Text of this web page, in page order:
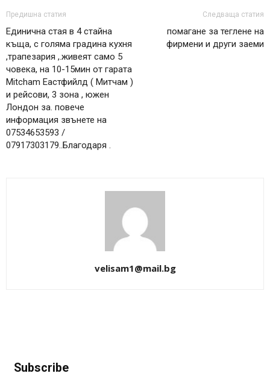
Предишна статия
Единична стая в 4 стайна
къща, с голяма градина кухня
,трапезария ,.живеят само 5
човека, на 10-15мин от гарата
Mitcham Еастфийлд ( Митчам )
и рейсови, 3 зона , южен
Лондон за. повече
информация звънете на
07534653593 /
07917303179..Благодаря .
Следваща статия
помагане за теглене на
фирмени и други заеми
velisam1@mail.bg
Subscribe